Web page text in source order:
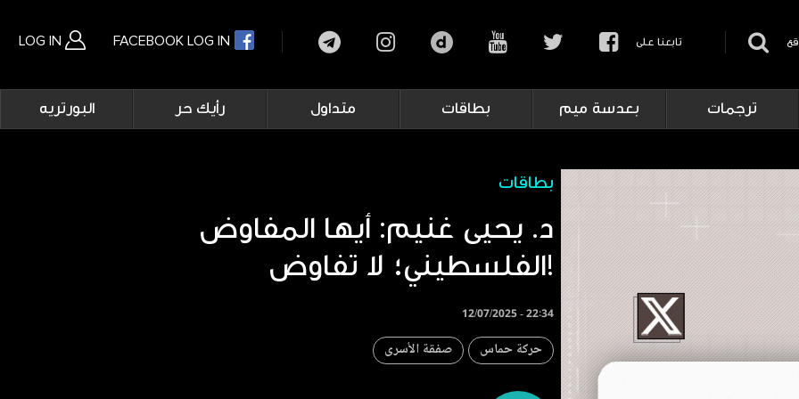
LOG IN FACEBOOK LOG IN تابعنا على
Main
navigation
ترجمات بعدسة ميم بطاقات متداول رأيك حر البورتريه
بطاقات
‏د. يحيى غنيم: أيها المفاوض
الفلسطيني؛ لا تفاوض!
12/07/2025 - 22:34
حركة حماس صفقة الأسرى